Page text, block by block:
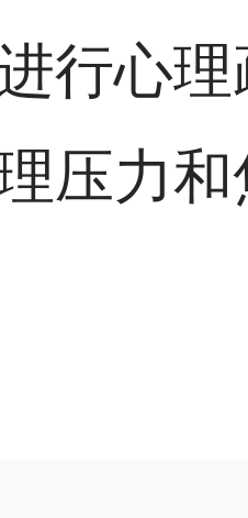
行心理
压力和